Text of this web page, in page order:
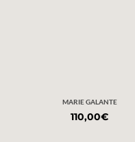
MARIE GALANTE
110,00€